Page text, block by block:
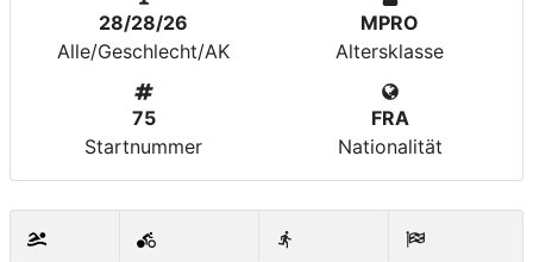
28/28/26
Alle/Geschlecht/AK
MPRO
Altersklasse
75
Startnummer
FRA
Nationalität